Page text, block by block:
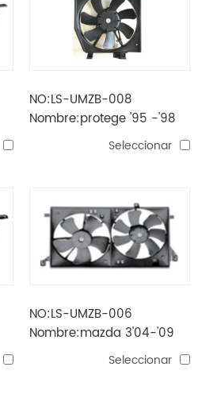
NO:LS-UMZB-008
Nombre:protege '95 -'98
usa ventilador para
Seleccionar
NO:LS-UMZB-006
Nombre:mazda 3'04-'09
usa ventilador para dual
Seleccionar